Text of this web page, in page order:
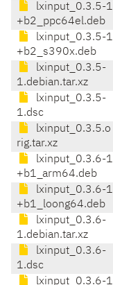
lxinput_0.3.5-1
+b2_ppc64el.deb
lxinput_0.3.5-1
+b2_s390x.deb
lxinput_0.3.5-
1.debian.tar.xz
lxinput_0.3.5-
1.dsc
lxinput_0.3.5.o
rig.tar.xz
lxinput_0.3.6-1
+b1_arm64.deb
lxinput_0.3.6-1
+b1_loong64.deb
lxinput_0.3.6-
1.debian.tar.xz
lxinput_0.3.6-
1.dsc
lxinput_0.3.6-1